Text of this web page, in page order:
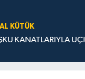
KÜTÜK
KANATLARIYLA UÇ!